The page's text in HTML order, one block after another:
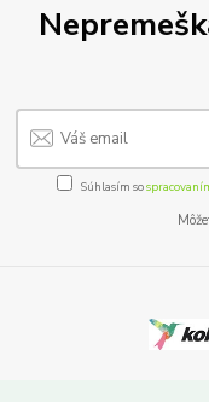
Súhlasím so